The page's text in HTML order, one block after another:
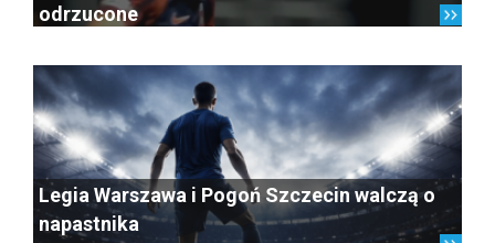
odrzucone
Legia Warszawa i Pogoń Szczecin walczą o
napastnika